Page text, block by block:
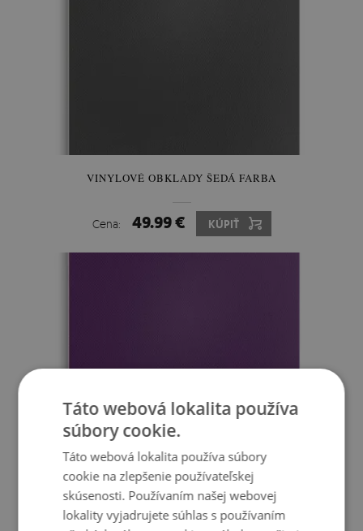
VINYLOVÉ OBKLADY ŠEDÁ FARBA
Cena: 49.99 € KÚPIŤ
VINYLOVÉ OBKLADY FIALOVÁ FARBA
Táto webová lokalita používa
súbory cookie.
Táto webová lokalita používa súbory
cookie na zlepšenie používateľskej
skúsenosti. Používaním našej webovej
lokality vyjadrujete súhlas s používaním